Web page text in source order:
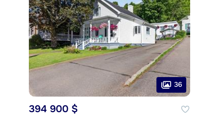
36
394 900 $